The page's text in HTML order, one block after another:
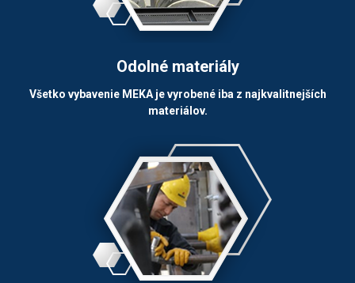
Odolné materiály
Všetko vybavenie MEKA je vyrobené iba z najkvalitnejších
materiálov.